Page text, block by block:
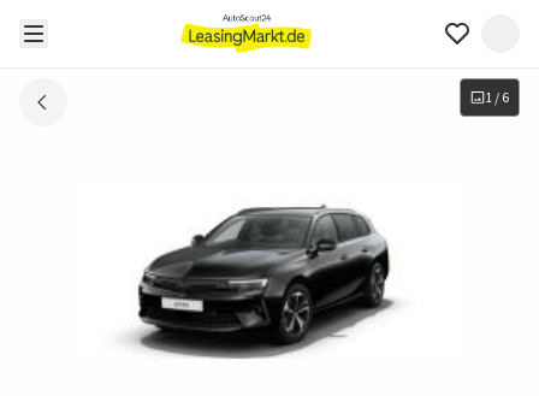
1/6